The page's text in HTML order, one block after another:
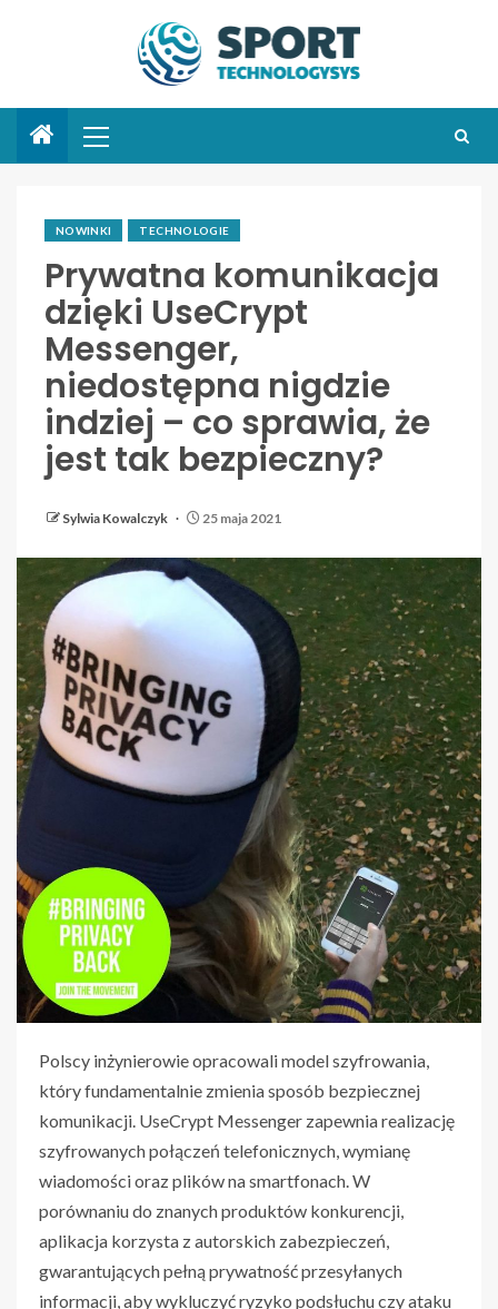
NOWINKI TECHNOLOGIE
Prywatna komunikacja
dzięki UseCrypt
Messenger,
niedostępna nigdzie
indziej – co sprawia, że
jest tak bezpieczny?
Sylwia Kowalczyk 25 maja 2021
Polscy inżynierowie opracowali model szyfrowania,
który fundamentalnie zmienia sposób bezpiecznej
komunikacji. UseCrypt Messenger zapewnia realizację
szyfrowanych połączeń telefonicznych, wymianę
wiadomości oraz plików na smartfonach. W
porównaniu do znanych produktów konkurencji,
aplikacja korzysta z autorskich zabezpieczeń,
gwarantujących pełną prywatność przesyłanych
informacji, aby wykluczyć ryzyko podsłuchu czy ataku